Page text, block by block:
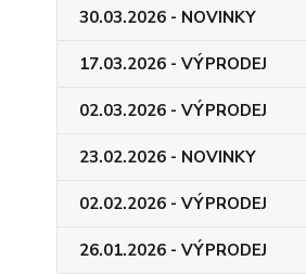
30.03.2026 - NOVINKY
17.03.2026 - VÝPRODEJ
02.03.2026 - VÝPRODEJ
23.02.2026 - NOVINKY
02.02.2026 - VÝPRODEJ
26.01.2026 - VÝPRODEJ